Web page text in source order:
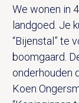
We wonen in
landgoed. Je
“Bijenstal” te
boomgaard.
onderhouden
Koen